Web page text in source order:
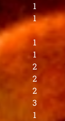
1
1
1
1
2
2
2
3
1